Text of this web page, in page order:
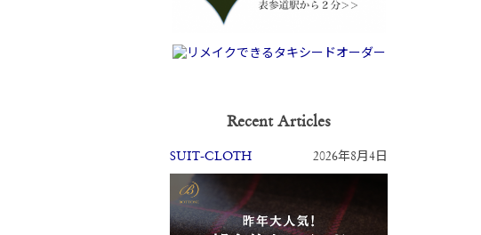
Recent Articles
SUIT-CLOTH 2026年8月4日